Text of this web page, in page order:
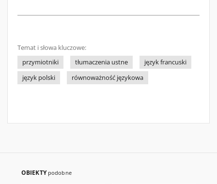
Temat i słowa kluczowe:
przymiotniki
tłumaczenia ustne
język francuski
język polski
równoważność językowa
OBIEKTY podobne